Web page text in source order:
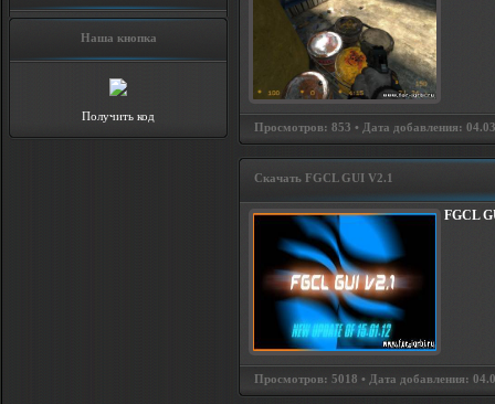
Наша кнопка
Получить код
Просмотров: 853 • Дата добавления:
Скачать FGCL GUI V2.1
FGCL
Просмотров: 5018 • Дата добавления: